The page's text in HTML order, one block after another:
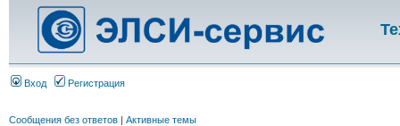
Вход Регистрация
Сообщения без ответов | Активные темы